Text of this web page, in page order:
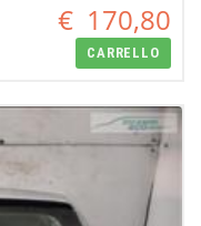
€ 170,80
CARRELLO